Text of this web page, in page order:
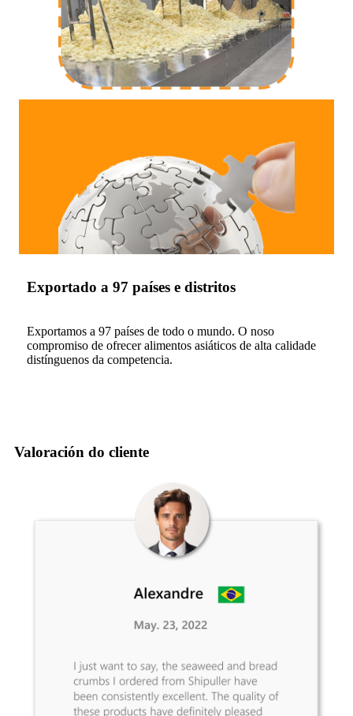
Exportado a 97 países e distritos
Exportamos a 97 países de todo o mundo. O noso
compromiso de ofrecer alimentos asiáticos de alta calidade
distínguenos da competencia.
Valoración do cliente